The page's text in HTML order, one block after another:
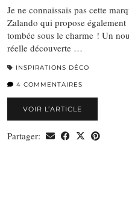
Je ne connaissais pas cette
Zalando qui propose
tombée sous le charme ! Un
réelle découverte …
INSPIRATIONS DÉCO
4 COMMENTAIRES
VOIR L’ARTICLE
Partager: